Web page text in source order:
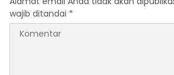
wajib ditandai *